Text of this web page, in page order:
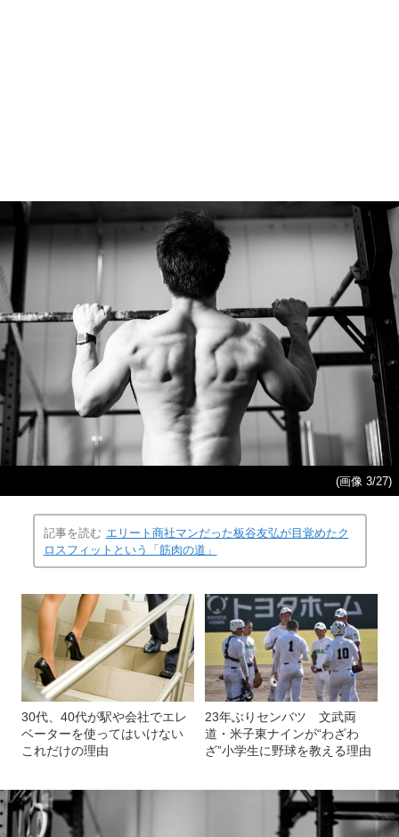
(画像 3/27)
記事を読む エリート商社マンだった板谷友弘が目覚めたク
ロスフィットという「筋肉の道」
30代、40代が駅や会社でエレ
ベーターを使ってはいけない
これだけの理由
23年ぶりセンバツ 文武両
道・米子東ナインが“わざわ
ざ”小学生に野球を教える理由